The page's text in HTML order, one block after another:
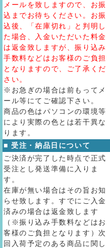
メールを致しますので、お振
込までお待ちください。お振
込後、「在庫切れ」と判明し
た場合、入金いただいた料金
は返金致しますが、振り込み
手数料などはお客様のご負担
となりますので、ご了承くだ
さい。
※お急ぎの場合は前もってメ
ール等にてご確認下さい。
商品の色はパソコンの環境等
により実際の色とは若干異な
ります。
■ 受注・納品日について
ご決済が完了した時点で正式
受注とし発送準備に入りま
す。
在庫が無い場合はその旨お知
らせ致します。すでにご入金
済みの場合は返金致します
（※振り込み手数料などはお
客様のご負担となります）次
回入荷予定のある商品に関し